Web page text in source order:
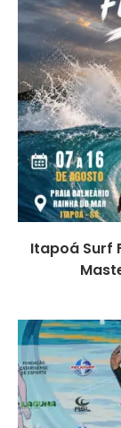
Itapoá Surf